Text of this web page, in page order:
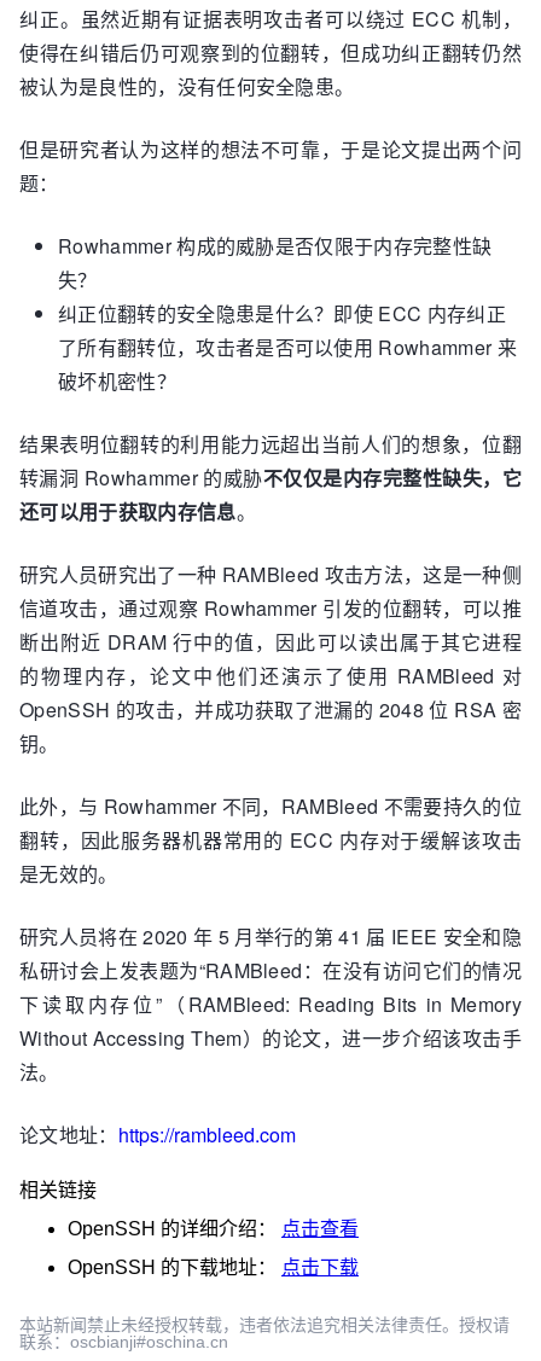
纠正。虽然近期有证据表明攻击者可以绕过 ECC 机制，
使得在纠错后仍可观察到的位翻转，但成功纠正翻转仍然
被认为是良性的，没有任何安全隐患。
但是研究者认为这样的想法不可靠，于是论文提出两个问
题：
Rowhammer 构成的威胁是否仅限于内存完整性缺
失？
纠正位翻转的安全隐患是什么？即使 ECC 内存纠正
了所有翻转位，攻击者是否可以使用 Rowhammer 来
破坏机密性？
结果表明位翻转的利用能力远超出当前人们的想象，位翻
转漏洞 Rowhammer 的威胁不仅仅是内存完整性缺失，它
还可以用于获取内存信息。
研究人员研究出了一种 RAMBleed 攻击方法，这是一种侧
信道攻击，通过观察 Rowhammer 引发的位翻转，可以推
断出附近 DRAM 行中的值，因此可以读出属于其它进程
的物理内存，论文中他们还演示了使用 RAMBleed 对
OpenSSH 的攻击，并成功获取了泄漏的 2048 位 RSA 密
钥。
此外，与 Rowhammer 不同，RAMBleed 不需要持久的位
翻转，因此服务器机器常用的 ECC 内存对于缓解该攻击
是无效的。
研究人员将在 2020 年 5 月举行的第 41 届 IEEE 安全和隐
私研讨会上发表题为“RAMBleed：在没有访问它们的情况
下读取内存位”（RAMBleed: Reading Bits in Memory
Without Accessing Them）的论文，进一步介绍该攻击手
法。
论文地址： https://rambleed.com
相关链接
OpenSSH 的详细介绍：
点击查看
OpenSSH 的下载地址： 点击下载
本站新闻禁止未经授权转载，违者依法追究相关法律责任。授权请
联系：oscbianji#oschina.cn